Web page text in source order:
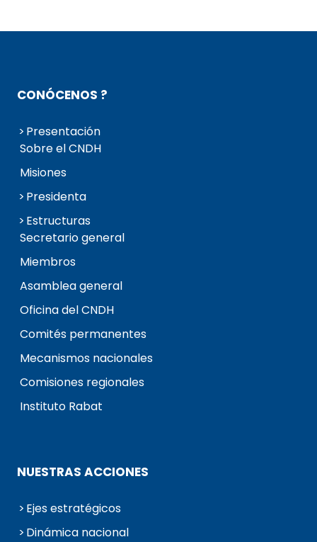
CONÓCENOS ?
Presentación
Sobre el CNDH
Misiones
Presidenta
Estructuras
Secretario general
Miembros
Asamblea general
Oficina del CNDH
Comités permanentes
Mecanismos nacionales
Comisiones regionales
Instituto Rabat
NUESTRAS ACCIONES
Ejes estratégicos
Dinámica nacional